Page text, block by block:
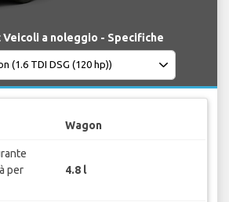
Veicoli a noleggio - Specifiche
Wagon
per
4.8 l